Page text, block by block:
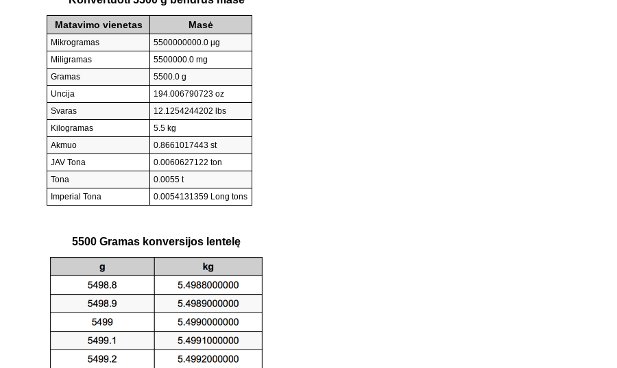
Matavimo vienetas Masė
Mikrogramas
5500000000.0 µg
Miligramas
5500000.0 mg
Gramas
5500.0 g
Uncija
194.006790723 oz
Svaras
12.1254244202 lbs
Kilogramas
5.5 kg
Akmuo
0.8661017443 st
JAV Tona
0.0060627122 ton
Tona
0.0055 t
Imperial Tona
0.0054131359 Long tons
5500 Gramas konversijos lentelę